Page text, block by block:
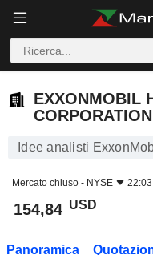
EXXONMOBIL
CORPORATION
Idee analisti
Mercato chiuso - NYSE
154,84 USD
Panoramica